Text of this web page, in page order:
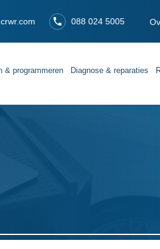
088 024 5005
& programmeren Diagnose & reparaties